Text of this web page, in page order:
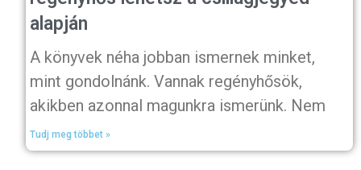
alapján
A könyvek néha jobban ismernek minket,
mint gondolnánk. Vannak regényhősök,
akikben azonnal magunkra ismerünk. Nem
Tudj meg többet »